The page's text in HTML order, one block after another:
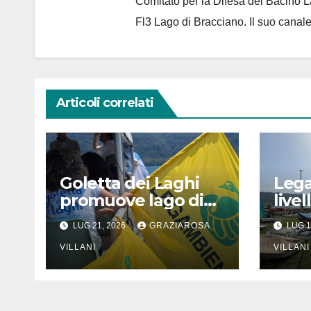
Fl3 Lago di Bracciano. Il suo
Articoli correlati
Goletta dei Laghi
promuove lago di
Bracciano
LUG 21, 2026 GRAZIAROSA
VILLANI
7,5
LUG
VILLANI